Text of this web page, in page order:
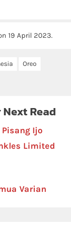
19 April 2023.
Oreo
Read
Ijo
Limited
Varian